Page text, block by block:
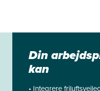
Din
kan
• Integrere